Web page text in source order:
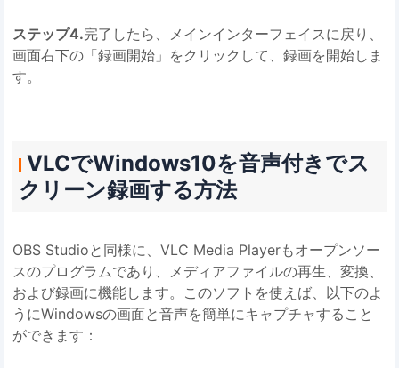
ステップ4.完了したら、メインインターフェイスに戻り、
画面右下の「録画開始」をクリックして、録画を開始しま
す。
VLCでWindows10を音声付きでス
クリーン録画する方法
OBS Studioと同様に、VLC Media Playerもオープンソー
スのプログラムであり、メディアファイルの再生、変換、
および録画に機能します。このソフトを使えば、以下のよ
うにWindowsの画面と音声を簡単にキャプチャすること
ができます：